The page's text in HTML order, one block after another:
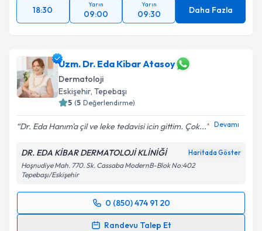
18:30
Yarın
09:00
Yarın
09:30 Daha Fazla
Uzm. Dr. Eda Kibar Atasoy
Dermatoloji
Eskişehir, Tepebaşı
5 (5 Değerlendirme)
Dr. Eda Hanım'a çil ve leke tedavisi icin gittim. Çok... Devamı
DR. EDA KİBAR DERMATOLOJİ KLİNİĞİ Haritada Göster
Hoşnudiye Mah. 770. Sk. Cassaba ModernB-Blok No:402
Tepebaşı/Eskişehir
0 (850) 474 91 20
Randevu Talep Et
Randevu Takvimi Talebi